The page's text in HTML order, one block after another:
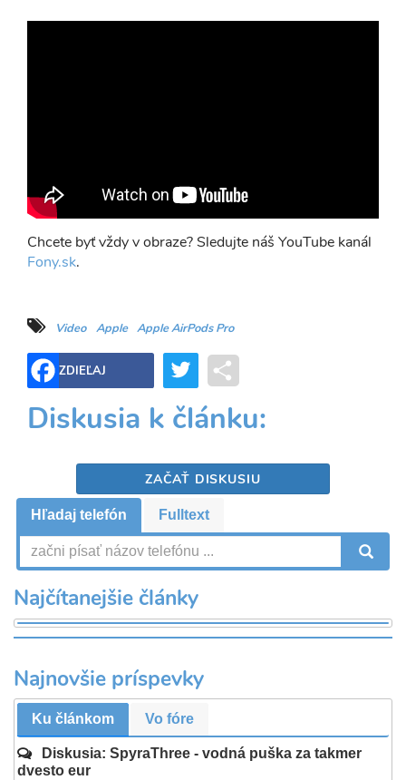
Chcete byť vždy v obraze? Sledujte náš YouTube kanál
Fony.sk.
Video Apple Apple AirPods Pro
ZDIEĽAJ Twitter
Diskusia k článku:
ZAČAŤ DISKUSIU
Hľadaj telefón Fulltext
Najčítanejšie články
Najnovšie príspevky
Ku článkom Vo fóre
Diskusia: SpyraThree - vodná puška za takmer
dvesto eur